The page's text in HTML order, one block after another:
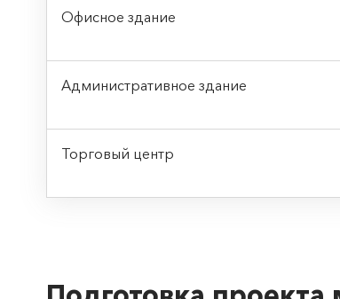
Офисное здание
Административное здание
Торговый центр